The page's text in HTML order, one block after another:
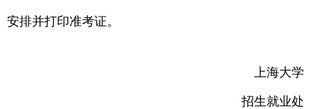
安排并打印准考证。
上海大学
招生就业处